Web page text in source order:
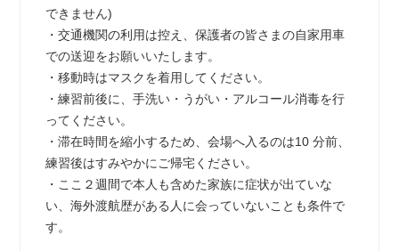
できません)
・交通機関の利用は控え、保護者の皆さまの自家用車
での送迎をお願いいたします。
・移動時はマスクを着用してください。
・練習前後に、手洗い・うがい・アルコール消毒を行
ってください。
・滞在時間を縮小するため、会場へ入るのは10 分前、
練習後はすみやかにご帰宅ください。
・ここ２週間で本人も含めた家族に症状が出ていな
い、海外渡航歴がある人に会っていないことも条件で
す。